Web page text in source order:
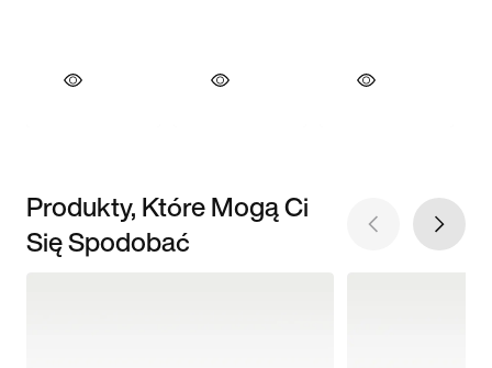
Produkty, Które Mogą Ci
Się Spodobać